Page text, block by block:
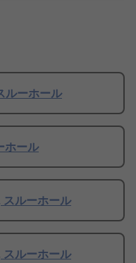
ルーホール
ホール
スルーホール
スルーホール